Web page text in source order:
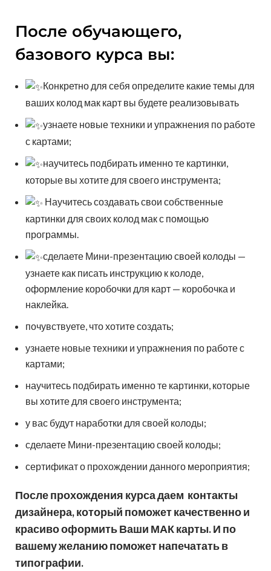
После обучающего,
базового курса вы:
Конкретно для себя определите какие темы для
ваших колод мак карт вы будете реализовывать
узнаете новые техники и упражнения по работе
с картами;
научитесь подбирать именно те картинки,
которые вы хотите для своего инструмента;
Научитесь создавать свои собственные
картинки для своих колод мак с помощью
программы.
сделаете Мини-презентацию своей колоды —
узнаете как писать инструкцию к колоде,
оформление коробочки для карт — коробочка и
наклейка.
почувствуете, что хотите создать;
узнаете новые техники и упражнения по работе с
картами;
научитесь подбирать именно те картинки, которые
вы хотите для своего инструмента;
у вас будут наработки для своей колоды;
сделаете Мини-презентацию своей колоды;
сертификат о прохождении данного мероприятия;
После прохождения курса даем контакты
дизайнера, который поможет качественно и
красиво оформить Ваши МАК карты. И по
вашему желанию поможет напечатать в
типографии.